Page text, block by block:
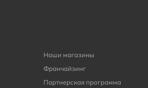
Наши магазины
Франчайзинг
Партнерская программа